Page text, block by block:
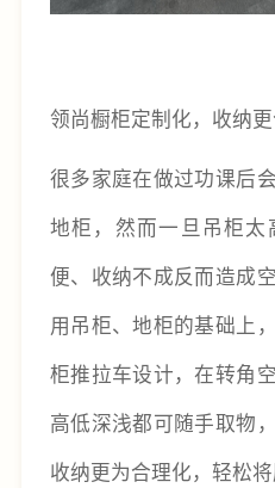
领尚橱柜定制化，收纳
很多家庭在做过功课后
地柜，然而一旦吊柜
便、收纳不成反而造成
用吊柜、地柜的基础上
柜推拉车设计，在转角
高低深浅都可随手取物
收纳更为合理化，轻松将